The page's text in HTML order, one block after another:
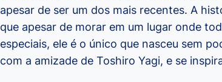
apesar de ser um dos mais recentes. A
que apesar de morar em um lugar onde
especiais, ele é o único que nasceu sem
com a amizade de Toshiro Yagi, e se